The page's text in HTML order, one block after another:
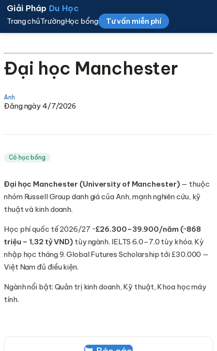
Đại học Manchester
Anh
Đăng ngày 4/7/2026
Có học bổng
Đại học Manchester (University of Manchester) — thuộc
nhóm Russell Group danh giá của Anh, mạnh nghiên cứu, kỹ
thuật và kinh doanh.
Học phí quốc tế 2026/27 ~£26.300–39.900/năm (~868
triệu – 1,32 tỷ VND) tùy ngành. IELTS 6.0–7.0 tùy khóa. Kỳ
nhập học tháng 9. Global Futures Scholarship tới £30.000 —
Việt Nam đủ điều kiện.
Ngành nổi bật: Quản trị kinh doanh, Kỹ thuật, Khoa học máy
tính.
Giải Pháp Du Học
Trang chủTrườngHọc bổng Tư vấn miễn phí